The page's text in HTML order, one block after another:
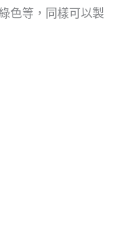
色等，同樣可以製